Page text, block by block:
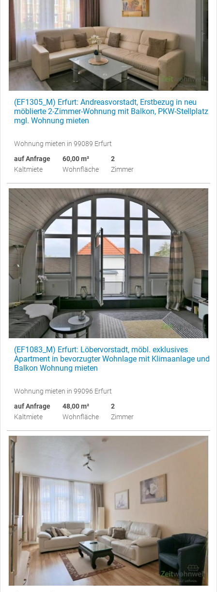
(EF1305_M) Erfurt: Andreasvorstadt, Erstbezug in neu
möblierte 2-Zimmer-Wohnung mit Balkon, PKW-Stellplatz
mgl. Wohnung mieten
Wohnung mieten in 99089 Erfurt
auf Anfrage
Kaltmiete
60,00 m²
Wohnfläche
2
Zimmer
(EF1083_M) Erfurt: Löbervorstadt, möbl. exklusives
Apartment in bevorzugter Wohnlage mit Klimaanlage und
Balkon Wohnung mieten
Wohnung mieten in 99096 Erfurt
auf Anfrage
Kaltmiete
48,00 m²
Wohnfläche
2
Zimmer